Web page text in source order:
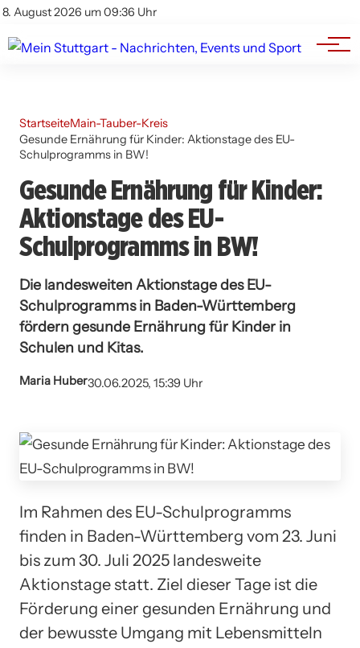
8. August 2026 um 09:36 Uhr
Impressum
Branchenbuch
Werbung
StartseiteMain-Tauber-Kreis
Gesunde Ernährung für Kinder: Aktionstage des EU-
Schulprogramms in BW!
Gesunde Ernährung für Kinder:
Aktionstage des EU-
Schulprogramms in BW!
Die landesweiten Aktionstage des EU-
Schulprogramms in Baden-Württemberg
fördern gesunde Ernährung für Kinder in
Schulen und Kitas.
Maria Huber30.06.2025, 15:39 Uhr
Im Rahmen des EU-Schulprogramms
finden in Baden-Württemberg vom 23. Juni
bis zum 30. Juli 2025 landesweite
Aktionstage statt. Ziel dieser Tage ist die
Förderung einer gesunden Ernährung und
der bewusste Umgang mit Lebensmitteln